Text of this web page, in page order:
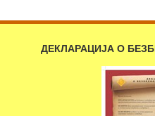
ДЕКЛАРАЦИЈА О